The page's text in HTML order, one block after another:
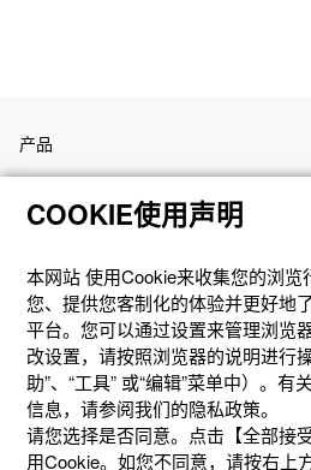
产品
客户支持
资讯
社交媒体
COOKIE使用声明
本网站 使⽤Cookie来收集您的浏览
您、提供您客制化的体验并更好地
平台。您可以通过设置来管理浏览
改设置，请按照浏览器的说明进⾏
助”、“⼯具” 或“编辑”菜单中）。
信息，请参阅我们的隐私政策。
请您选择是否同意。点击【全部接
用Cookie。如您不同意，请按右上